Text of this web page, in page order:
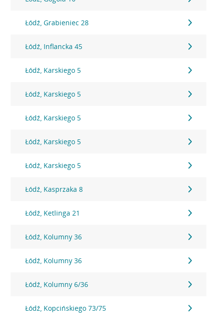
Łódź, Grabieniec 28
Łódź, Inflancka 45
Łódź, Karskiego 5
Łódź, Karskiego 5
Łódź, Karskiego 5
Łódź, Karskiego 5
Łódź, Karskiego 5
Łódź, Kasprzaka 8
Łódź, Ketlinga 21
Łódź, Kolumny 36
Łódź, Kolumny 36
Łódź, Kolumny 6/36
Łódź, Kopcińskiego 73/75